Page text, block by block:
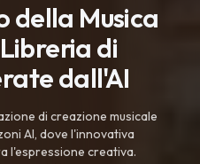
della Musica
di
dall'AI
di creazione musicale
AI, dove l'innovativa
l'espressione creativa.